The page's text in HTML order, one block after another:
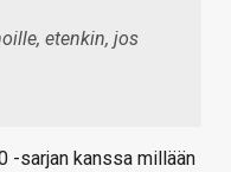
etenkin, jos
-sarjan kanssa millään